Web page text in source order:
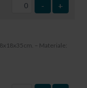
- +
– Materiale: